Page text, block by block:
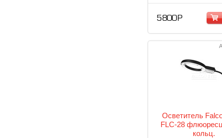
5 800 Р
Осветитель
FLC-28
кольц.